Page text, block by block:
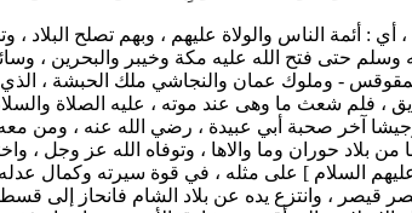
أئمة الناس والولاة عليهم ، وبهم تصلح البلاد ،
وسلم حتى فتح الله عليه مكة وخيبر والبحرين ،
- وملوك عمان والنجاشي ملك الحبشة ، الذي
، فلم شعث ما وهى عند موته ، عليه الصلاة
آخر صحبة أبي عبيدة ، رضي الله عنه ، ومن
حوران وما والاها ، وتوفاه الله عز وجل ،
السلام ] على مثله ، في قوة سيرته وكمال
، وانتزع يده عن بلاد الشام فانحاز إلى